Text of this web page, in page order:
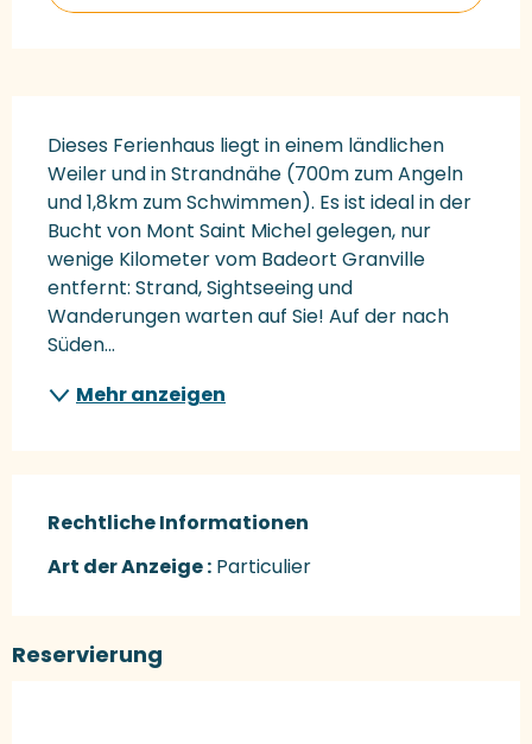
Dieses Ferienhaus liegt in einem ländlichen
Weiler und in Strandnähe (700m zum Angeln
und 1,8km zum Schwimmen). Es ist ideal in der
Bucht von Mont Saint Michel gelegen, nur
wenige Kilometer vom Badeort Granville
entfernt: Strand, Sightseeing und
Wanderungen warten auf Sie! Auf der nach
Süden...
Mehr anzeigen
Rechtliche Informationen
Rechtliche Informationen
Art der Anzeige : Particulier
Reservierung